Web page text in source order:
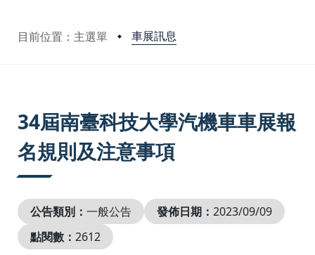
目前位置：主選單 車展訊息
34屆南臺科技大學汽機車車展報
名規則及注意事項
公告類別： 一般公告 發佈日期： 2023/09/09
點閱數： 2612